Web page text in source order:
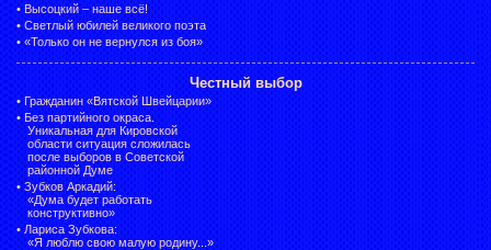
• Высоцкий – наше всё!
• Светлый юбилей великого поэта
• «Только он не вернулся из боя»
Честный выбор
• Гражданин «Вятской Швейцарии»
• Без партийного окраса.
Уникальная для Кировской
области ситуация сложилась
после выборов в Советской
районной Думе
• Зубков Аркадий:
«Дума будет работать
конструктивно»
• Лариса Зубкова:
«Я люблю свою малую родину...»